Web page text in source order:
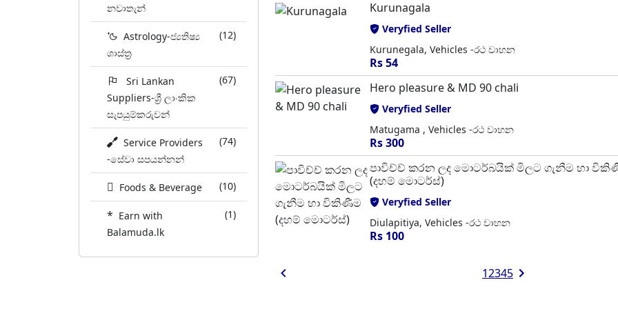
නවාතැන්
Astrology-ජ්‍යතිෂ්‍ය
ශාස්ත්‍ර
(12)
Sri Lankan
Suppliers-ශ්‍රී ලාංකික
සැපයුම්කරුවන්
(67)
Service Providers
-සේවා සපයන්නන්
(74)
Foods & Beverage (10)
* Earn with
Balamuda.lk
(1)
Kurunagala
Veryfied Seller
Kurunegala, Vehicles -රථ වාහන
Rs 54
Hero pleasure & MD 90 chali
Veryfied Seller
Matugama , Vehicles -රථ වාහන
Rs 300
පාවිච්ච් කරන ලද මොටර්බයික් මිලට ගැනීම හා
(දහම් මොටර්ස්)
Veryfied Seller
Diulapitiya, Vehicles -රථ වාහන
Rs 100
12345